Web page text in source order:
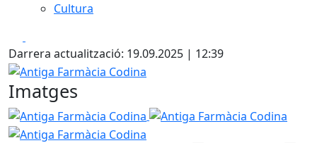
Cultura
Darrera actualització: 19.09.2025 | 12:39
Antiga Farmàcia Codina
Imatges
Antiga Farmàcia Codina Antiga Farmàcia Codina